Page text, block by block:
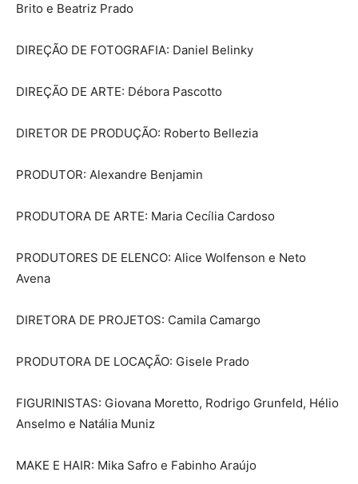
Brito e Beatriz Prado
DIREÇÃO DE FOTOGRAFIA: Daniel Belinky
DIREÇÃO DE ARTE: Débora Pascotto
DIRETOR DE PRODUÇÃO: Roberto Bellezia
PRODUTOR: Alexandre Benjamin
PRODUTORA DE ARTE: Maria Cecília Cardoso
PRODUTORES DE ELENCO: Alice Wolfenson e Neto
Avena
DIRETORA DE PROJETOS: Camila Camargo
PRODUTORA DE LOCAÇÃO: Gisele Prado
FIGURINISTAS: Giovana Moretto, Rodrigo Grunfeld, Hélio
Anselmo e Natália Muniz
MAKE E HAIR: Mika Safro e Fabinho Araújo